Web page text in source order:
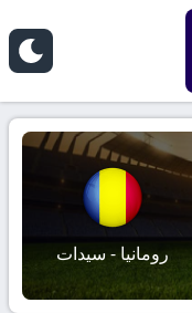
رومانيا - سيدات